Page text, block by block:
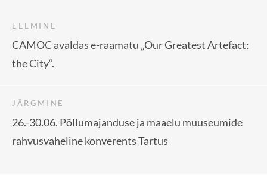
EELMINE
CAMOC avaldas e-raamatu „Our Greatest Artefact:
the City“.
JÄRGMINE
26.-30.06. Põllumajanduse ja maaelu muuseumide
rahvusvaheline konverents Tartus